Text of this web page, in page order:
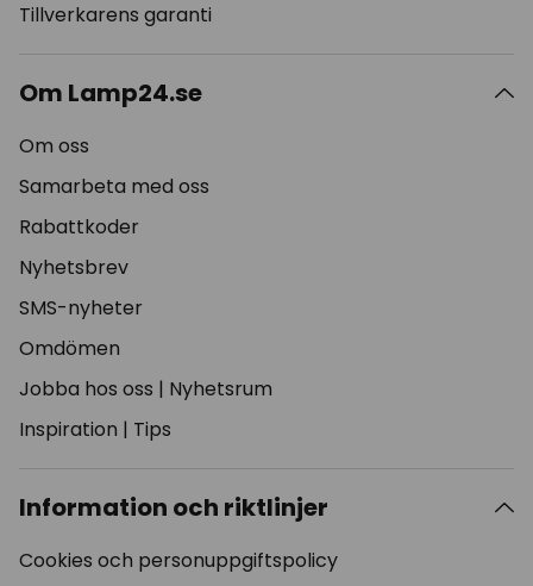
Tillverkarens garanti
Om Lamp24.se
Om oss
Samarbeta med oss
Rabattkoder
Nyhetsbrev
SMS-nyheter
Omdömen
Jobba hos oss | Nyhetsrum
Inspiration | Tips
Information och riktlinjer
Cookies och personuppgiftspolicy